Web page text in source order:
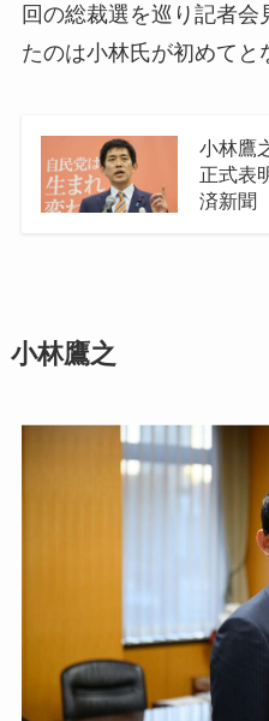
回の総裁選を巡り記者会
たのは小林氏が初めてと
小林鷹
正式表
済新聞
小林鷹之